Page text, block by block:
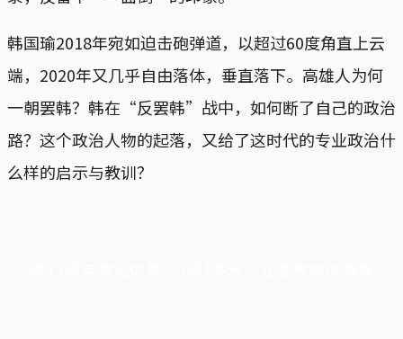
韩国瑜2018年宛如迫击砲弹道，以超过60度角直上云
端，2020年又几乎自由落体，垂直落下。高雄人为何
一朝罢韩？韩在“反罢韩”战中，如何断了自己的政治
路？这个政治人物的起落，又给了这时代的专业政治什
么样的启示与教训？